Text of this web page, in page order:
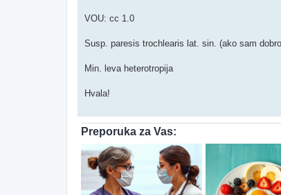
VOU: cc 1.0
Susp. paresis trochlearis lat. sin. (ako sam
Min. leva heterotropija
Hvala!
Preporuka za Vas: